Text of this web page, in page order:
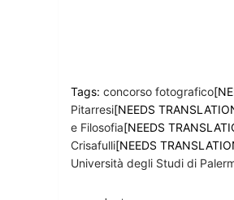
Tags: concorso fotografico
Pitarresi[NEEDS
e Filosofia[NEEDS
Crisafulli[NEEDS
Università degli Studi di